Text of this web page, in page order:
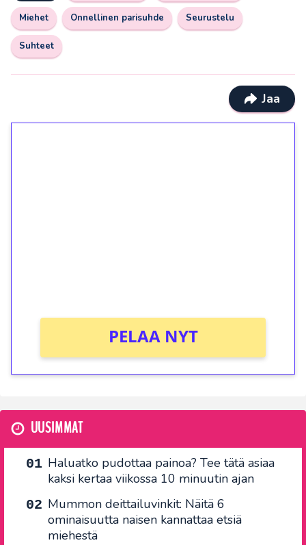
Miehet Onnellinen parisuhde Seurustelu
Suhteet
Jaa
PELAA NYT
UUSIMMAT
Haluatko pudottaa painoa? Tee tätä asiaa
kaksi kertaa viikossa 10 minuutin ajan
Mummon deittailuvinkit: Näitä 6
ominaisuutta naisen kannattaa etsiä
miehestä